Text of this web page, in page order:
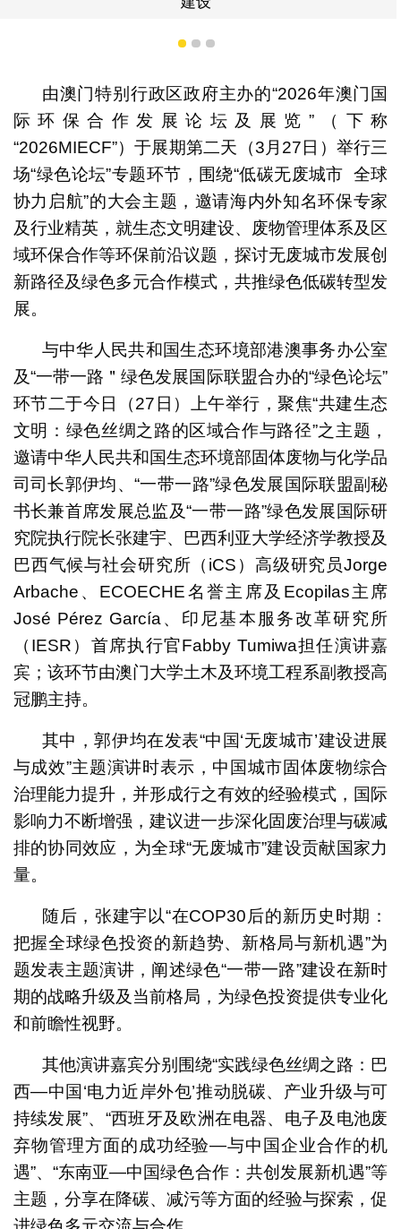
1 2 3
由澳门特别行政区政府主办的“2026年澳门国
际环保合作发展论坛及展览”（下称
“2026MIECF”）于展期第二天（3月27日）举行三
场“绿色论坛”专题环节，围绕“低碳无废城市 全球
协力启航”的大会主题，邀请海内外知名环保专家
及行业精英，就生态文明建设、废物管理体系及区
域环保合作等环保前沿议题，探讨无废城市发展创
新路径及绿色多元合作模式，共推绿色低碳转型发
展。
与中华人民共和国生态环境部港澳事务办公室
及“一带一路＂绿色发展国际联盟合办的“绿色论坛”
环节二于今日（27日）上午举行，聚焦“共建生态
文明：绿色丝绸之路的区域合作与路径”之主题，
邀请中华人民共和国生态环境部固体废物与化学品
司司长郭伊均、“一带一路”绿色发展国际联盟副秘
书长兼首席发展总监及“一带一路”绿色发展国际研
究院执行院长张建宇、巴西利亚大学经济学教授及
巴西气候与社会研究所（iCS）高级研究员Jorge
Arbache、ECOECHE名誉主席及Ecopilas主席
José Pérez García、印尼基本服务改革研究所
（IESR）首席执行官Fabby Tumiwa担任演讲嘉
宾；该环节由澳门大学土木及环境工程系副教授高
冠鹏主持。
其中，郭伊均在发表“中国‘无废城市’建设进展
与成效”主题演讲时表示，中国城市固体废物综合
治理能力提升，并形成行之有效的经验模式，国际
影响力不断增强，建议进一步深化固废治理与碳减
排的协同效应，为全球“无废城市”建设贡献国家力
量。
随后，张建宇以“在COP30后的新历史时期：
把握全球绿色投资的新趋势、新格局与新机遇”为
题发表主题演讲，阐述绿色“一带一路”建设在新时
期的战略升级及当前格局，为绿色投资提供专业化
和前瞻性视野。
其他演讲嘉宾分别围绕“实践绿色丝绸之路：巴
西—中国‘电力近岸外包’推动脱碳、产业升级与可
持续发展”、“西班牙及欧洲在电器、电子及电池废
弃物管理方面的成功经验—与中国企业合作的机
遇”、“东南亚—中国绿色合作：共创发展新机遇”等
主题，分享在降碳、减污等方面的经验与探索，促